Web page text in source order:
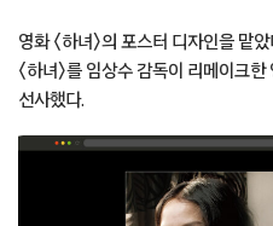
영화 〈하녀〉의 포스터 디자인을
〈하녀〉를 임상수 감독이 리메이크
선사했다.